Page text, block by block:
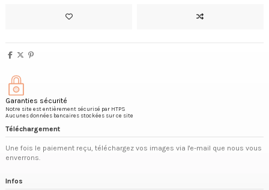
Garanties sécurité
Notre site est entièrement sécurisé par HTPS
Aucunes données bancaires stockées sur ce site
Téléchargement
Une fois le paiement reçu, téléchargez vos images via l'e-mail que nous vous
enverrons.
Infos